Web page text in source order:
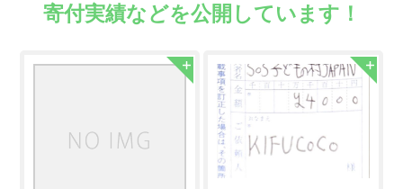
寄付実績などを公開しています！